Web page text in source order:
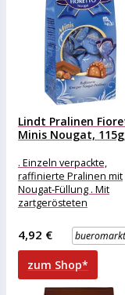
Lindt Pralinen
Minis Nougat,
. Einzeln verpackte,
raffinierte Pralinen mit
Nougat-Füllung . Mit
zartgerösteten
feiner Lindt-
Merkmale: Verpackung:
einzeln verpackt
Eigenschaft:
4,92 €
zum Shop*